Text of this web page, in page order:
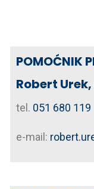
POMOĆNIK
Robert
tel. 051 680 119
e-mail: